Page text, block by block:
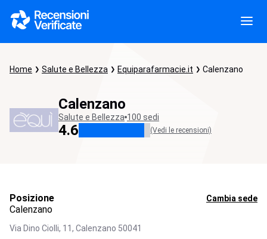
Home Salute e Bellezza Equiparafarmacie.it Calenzano
Calenzano
Salute e Bellezza 100 sedi
4.6 (Vedi le recensioni)
Posizione Cambia sede
Calenzano
Via Dino Ciolli, 11, Calenzano 50041